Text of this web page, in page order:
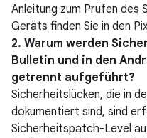
Anleitung zum Prüfen des
Geräts finden Sie in den
2. Warum werden
Bulletin und in den
getrennt aufgeführt?
Sicherheitslücken, die in
dokumentiert sind, sind
Sicherheitspatch-Level